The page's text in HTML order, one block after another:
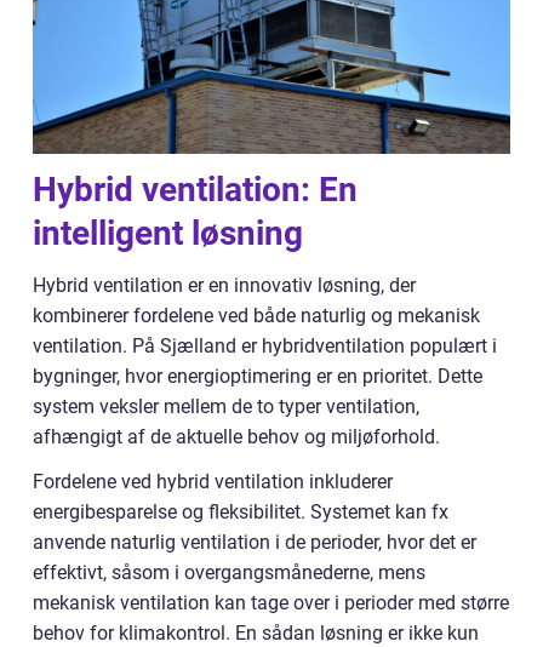
Hybrid ventilation: En
intelligent løsning
Hybrid ventilation er en innovativ løsning, der
kombinerer fordelene ved både naturlig og mekanisk
ventilation. På Sjælland er hybridventilation populært i
bygninger, hvor energioptimering er en prioritet. Dette
system veksler mellem de to typer ventilation,
afhængigt af de aktuelle behov og miljøforhold.
Fordelene ved hybrid ventilation inkluderer
energibesparelse og fleksibilitet. Systemet kan fx
anvende naturlig ventilation i de perioder, hvor det er
effektivt, såsom i overgangsmånederne, mens
mekanisk ventilation kan tage over i perioder med større
behov for klimakontrol. En sådan løsning er ikke kun